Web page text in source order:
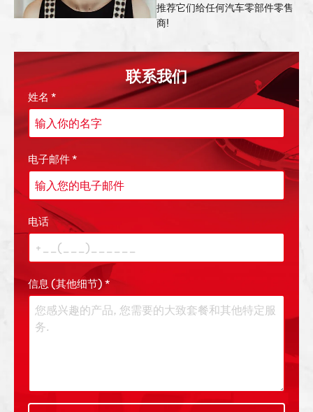
推荐它们给任何汽车零部件零售
商!
联系我们
姓名 *
电子邮件*
电话
信息 (其他细节) *